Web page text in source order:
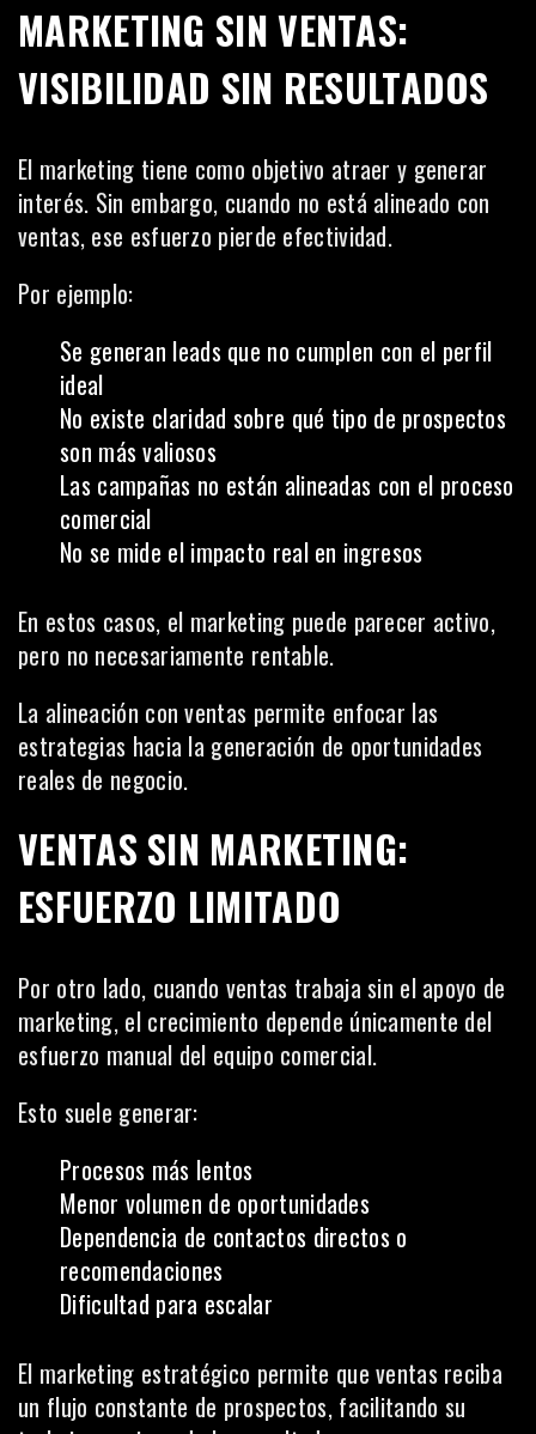
MARKETING SIN VENTAS:
VISIBILIDAD SIN RESULTADOS
El marketing tiene como objetivo atraer y generar
interés. Sin embargo, cuando no está alineado con
ventas, ese esfuerzo pierde efectividad.
Por ejemplo:
Se generan leads que no cumplen con el perfil
ideal
No existe claridad sobre qué tipo de prospectos
son más valiosos
Las campañas no están alineadas con el proceso
comercial
No se mide el impacto real en ingresos
En estos casos, el marketing puede parecer activo,
pero no necesariamente rentable.
La alineación con ventas permite enfocar las
estrategias hacia la generación de oportunidades
reales de negocio.
VENTAS SIN MARKETING:
ESFUERZO LIMITADO
Por otro lado, cuando ventas trabaja sin el apoyo de
marketing, el crecimiento depende únicamente del
esfuerzo manual del equipo comercial.
Esto suele generar:
Procesos más lentos
Menor volumen de oportunidades
Dependencia de contactos directos o
recomendaciones
Dificultad para escalar
El marketing estratégico permite que ventas reciba
un flujo constante de prospectos, facilitando su